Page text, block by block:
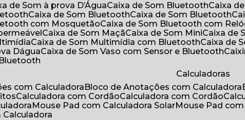
de Som à prova D’Água Caixa de Som Bluetooth Caixa
Caixa de Som Bluetooth Caixa de Som Bluetooth
com Mosquetão
Caixa de Som Bluetooth com
Caixa de Som Maçã Caixa de Som Mini Caixa
Caixa de Som Multimídia com Bluetooth
Caixa
Dágua
Caixa de Som Vaso com Sensor e Bluetooth
Bluetooth
Calculadoras
com Calculadora
Bloco de Anotações com Calculadora
Calculadora com Cordão Calculadora com Cordão
Mouse Pad com Calculadora Solar Mouse Pad
Calculadora